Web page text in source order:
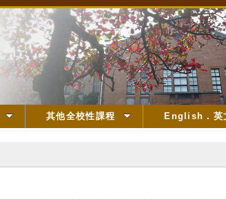
其他全校性課程 English．英